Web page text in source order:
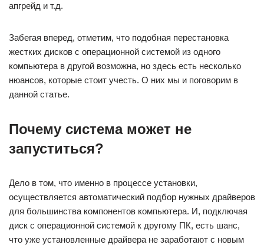
апгрейд и т.д.
Забегая вперед, отметим, что подобная перестановка
жестких дисков с операционной системой из одного
компьютера в другой возможна, но здесь есть несколько
нюансов, которые стоит учесть. О них мы и поговорим в
данной статье.
Почему система может не
запуститься?
Дело в том, что именно в процессе установки,
осуществляется автоматический подбор нужных драйверов
для большинства компонентов компьютера. И, подключая
диск с операционной системой к другому ПК, есть шанс,
что уже установленные драйвера не заработают с новым